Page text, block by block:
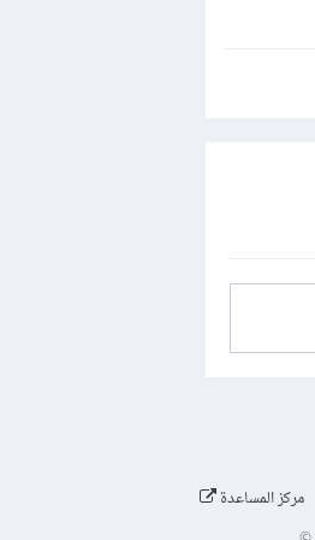
مركز المساعدة